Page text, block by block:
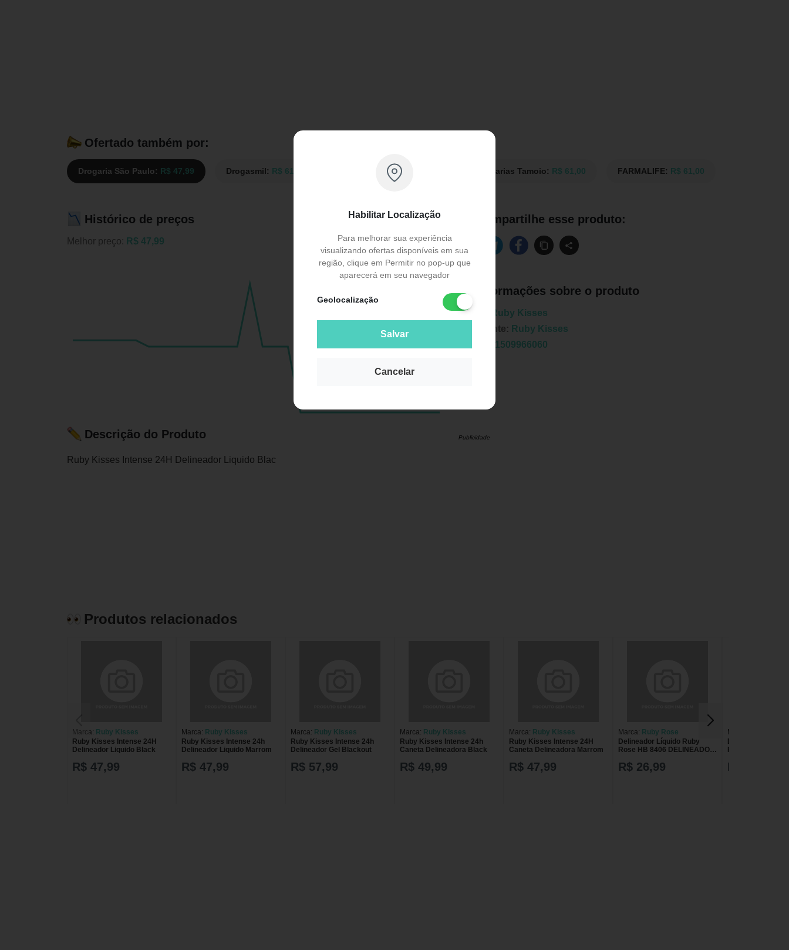
Habilitar Localização
Para melhorar sua experiência
visualizando ofertas disponíveis em sua
região, clique em Permitir no pop-up que
aparecerá em seu navegador
Geolocalização
Salvar
Cancelar
Ofertado também por:
Drogaria São Paulo: R$ 47,99 Drogasmil: R$ 61,00 Drogaria Rosário: Drogarias Tamoio: R$ 61,00 FARMALIFE: R$ 61,00
Histórico de preços
Melhor preço: R$ 47,99
Descrição do Produto
Ruby Kisses Intense 24H Delineador Liquido Blac
Compartilhe esse produto:
Informações sobre o produto
Marca:
Ruby Kisses
Fabricante: Ruby Kisses
731509966060
Publicidade
Produtos relacionados
Marca: Ruby Kisses
Ruby Kisses Intense 24H
Delineador Liquido Black
R$ 47,99
Marca: Ruby Kisses
Ruby Kisses Intense 24h
Delineador Liquido Marrom
R$ 47,99
Marca: Ruby Kisses
Ruby Kisses Intense 24h
Delineador Gel Blackout
R$ 57,99
Marca: Ruby Kisses
Ruby Kisses Intense 24h
Caneta Delineadora Black
R$ 49,99
Marca: Ruby Kisses
Ruby Kisses Intense 24H
Caneta Delineadora Marrom
R$ 47,99
Marca: Ruby Rose
Delineador Líquido Ruby
Rose HB 8406 DELINEADOR
R$ 26,99
Marca:
R$ 20,49